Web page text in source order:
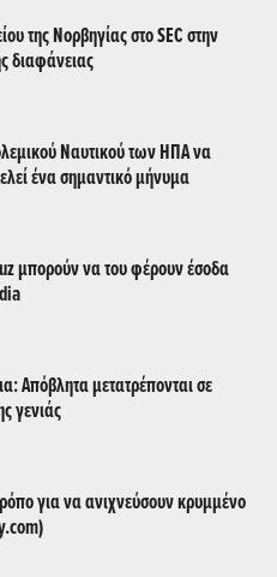
της Νορβηγίας στο SEC στην
διαφάνειας
Ναυτικού των ΗΠΑ να
ένα σημαντικό μήνυμα
μπορούν να του φέρουν έσοδα
Απόβλητα μετατρέπονται σε
γενιάς
για να ανιχνεύσουν κρυμμένο